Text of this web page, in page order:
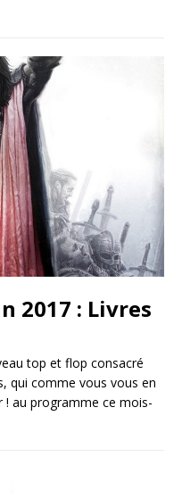
2017 : Livres
top et flop consacré
qui comme vous vous en
au programme ce mois-